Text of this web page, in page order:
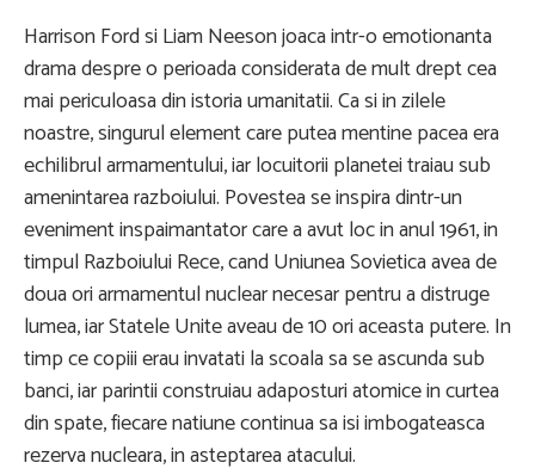
Harrison Ford si Liam Neeson joaca intr-o emotionanta
drama despre o perioada considerata de mult drept cea
mai periculoasa din istoria umanitatii. Ca si in zilele
noastre, singurul element care putea mentine pacea era
echilibrul armamentului, iar locuitorii planetei traiau sub
amenintarea razboiului. Povestea se inspira dintr-un
eveniment inspaimantator care a avut loc in anul 1961, in
timpul Razboiului Rece, cand Uniunea Sovietica avea de
doua ori armamentul nuclear necesar pentru a distruge
lumea, iar Statele Unite aveau de 10 ori aceasta putere. In
timp ce copiii erau invatati la scoala sa se ascunda sub
banci, iar parintii construiau adaposturi atomice in curtea
din spate, fiecare natiune continua sa isi imbogateasca
rezerva nucleara, in asteptarea atacului.